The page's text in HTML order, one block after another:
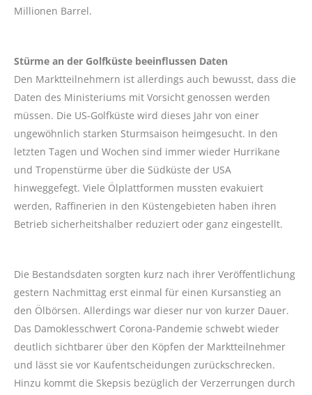
Millionen Barrel.
Stürme an der Golfküste beeinflussen Daten
Den Marktteilnehmern ist allerdings auch bewusst, dass die
Daten des Ministeriums mit Vorsicht genossen werden
müssen. Die US-Golfküste wird dieses Jahr von einer
ungewöhnlich starken Sturmsaison heimgesucht. In den
letzten Tagen und Wochen sind immer wieder Hurrikane
und Tropenstürme über die Südküste der USA
hinweggefegt. Viele Ölplattformen mussten evakuiert
werden, Raffinerien in den Küstengebieten haben ihren
Betrieb sicherheitshalber reduziert oder ganz eingestellt.
Die Bestandsdaten sorgten kurz nach ihrer Veröffentlichung
gestern Nachmittag erst einmal für einen Kursanstieg an
den Ölbörsen. Allerdings war dieser nur von kurzer Dauer.
Das Damoklesschwert Corona-Pandemie schwebt wieder
deutlich sichtbarer über den Köpfen der Marktteilnehmer
und lässt sie vor Kaufentscheidungen zurückschrecken.
Hinzu kommt die Skepsis bezüglich der Verzerrungen durch